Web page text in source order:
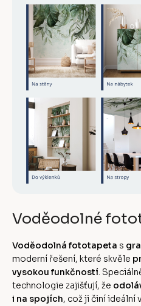
Voděodolné
Voděodolná fototapeta s
moderní řešení, které skvěle
vysokou funkčností.
technologie zajišťují, že
i na spojích, což ji činí ideální